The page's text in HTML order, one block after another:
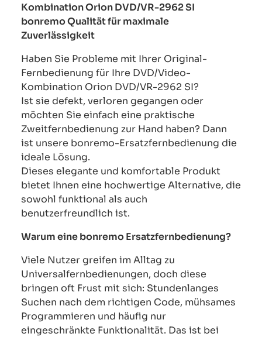
Kombination Orion DVD/VR-2962 SI
bonremo Qualität für maximale
Zuverlässigkeit
Haben Sie Probleme mit Ihrer Original-
Fernbedienung für Ihre DVD/Video-
Kombination Orion DVD/VR-2962 SI?
Ist sie defekt, verloren gegangen oder
möchten Sie einfach eine praktische
Zweitfernbedienung zur Hand haben? Dann
ist unsere bonremo-Ersatzfernbedienung die
ideale Lösung.
Dieses elegante und komfortable Produkt
bietet Ihnen eine hochwertige Alternative, die
sowohl funktional als auch
benutzerfreundlich ist.
Warum eine bonremo Ersatzfernbedienung?
Viele Nutzer greifen im Alltag zu
Universalfernbedienungen, doch diese
bringen oft Frust mit sich: Stundenlanges
Suchen nach dem richtigen Code, mühsames
Programmieren und häufig nur
eingeschränkte Funktionalität. Das ist bei